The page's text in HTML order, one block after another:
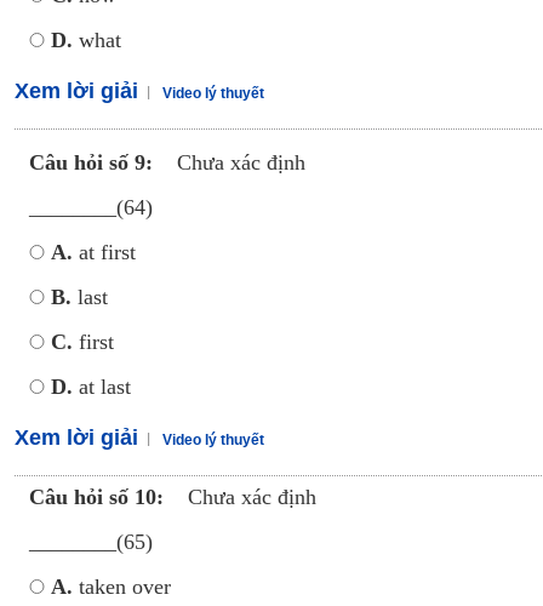
D. what
Xem lời giải Video lý thuyết
Câu hỏi số 9:
Chưa xác định
________(64)
A. at first
B. last
C. first
D. at last
Xem lời giải Video lý thuyết
Câu hỏi số 10:
Chưa xác định
________(65)
A. taken over